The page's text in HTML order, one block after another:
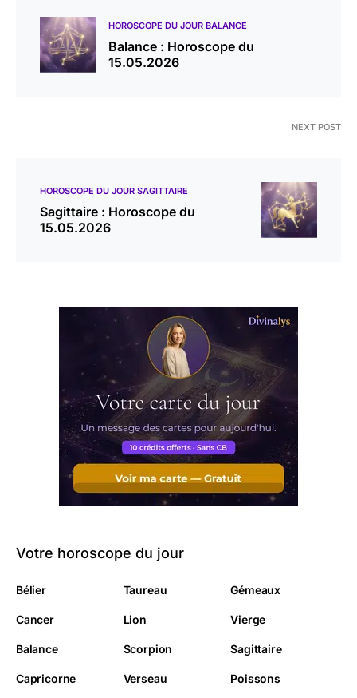
HOROSCOPE DU JOUR BALANCE
Balance : Horoscope du
15.05.2026
NEXT POST
HOROSCOPE DU JOUR SAGITTAIRE
Sagittaire : Horoscope du
15.05.2026
Votre horoscope du jour
Bélier Taureau Gémeaux
Cancer Lion Vierge
Balance Scorpion Sagittaire
Capricorne Verseau Poissons